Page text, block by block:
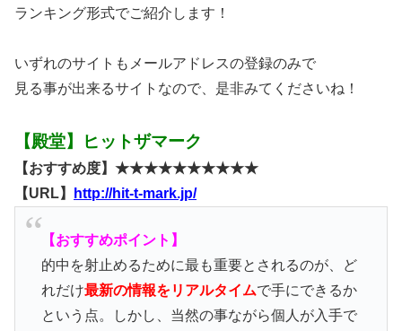
ランキング形式でご紹介します！
いずれのサイトもメールアドレスの登録のみで
見る事が出来るサイトなので、是非みてくださいね！
【殿堂】ヒットザマーク
【おすすめ度】★★★★★★★★★★
【URL】
http://hit-t-mark.jp/
【おすすめポイント】
的中を射止めるために最も重要とされるのが、ど
れだけ最新の情報をリアルタイムで手にできるか
という点。しかし、当然の事ながら個人が入手で